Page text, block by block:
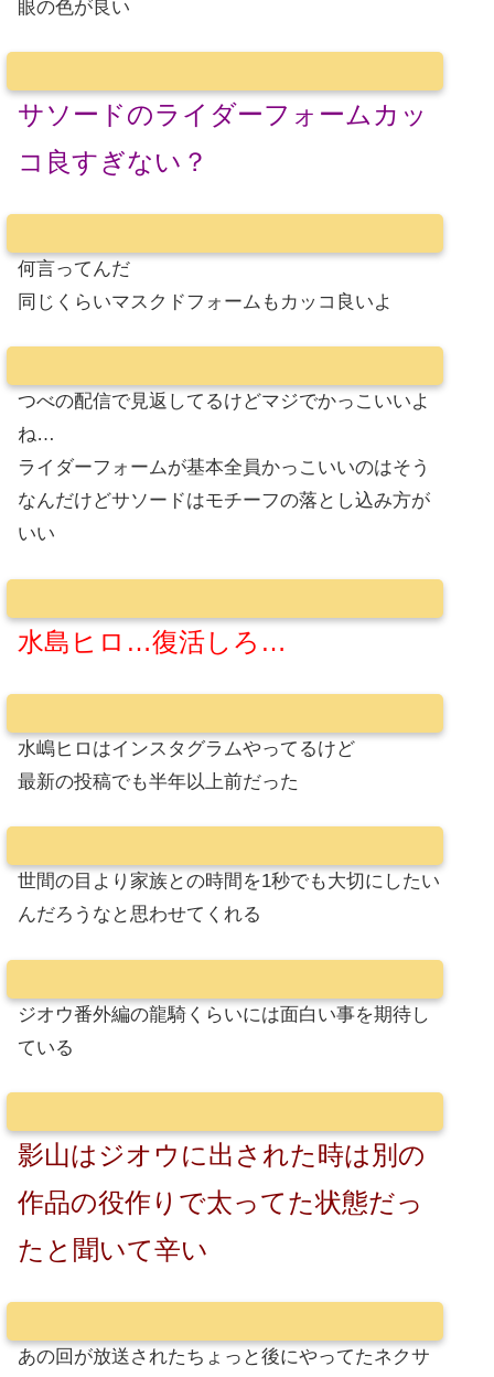
眼の色が良い
サソードのライダーフォームカッ
コ良すぎない？
何言ってんだ
同じくらいマスクドフォームもカッコ良いよ
つべの配信で見返してるけどマジでかっこいいよ
ね…
ライダーフォームが基本全員かっこいいのはそう
なんだけどサソードはモチーフの落とし込み方が
いい
水島ヒロ…復活しろ…
水嶋ヒロはインスタグラムやってるけど
最新の投稿でも半年以上前だった
世間の目より家族との時間を1秒でも大切にしたい
んだろうなと思わせてくれる
ジオウ番外編の龍騎くらいには面白い事を期待し
ている
影山はジオウに出された時は別の
作品の役作りで太ってた状態だっ
たと聞いて辛い
あの回が放送されたちょっと後にやってたネクサ